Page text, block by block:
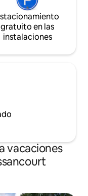
gratuito en las
instalaciones
vacaciones